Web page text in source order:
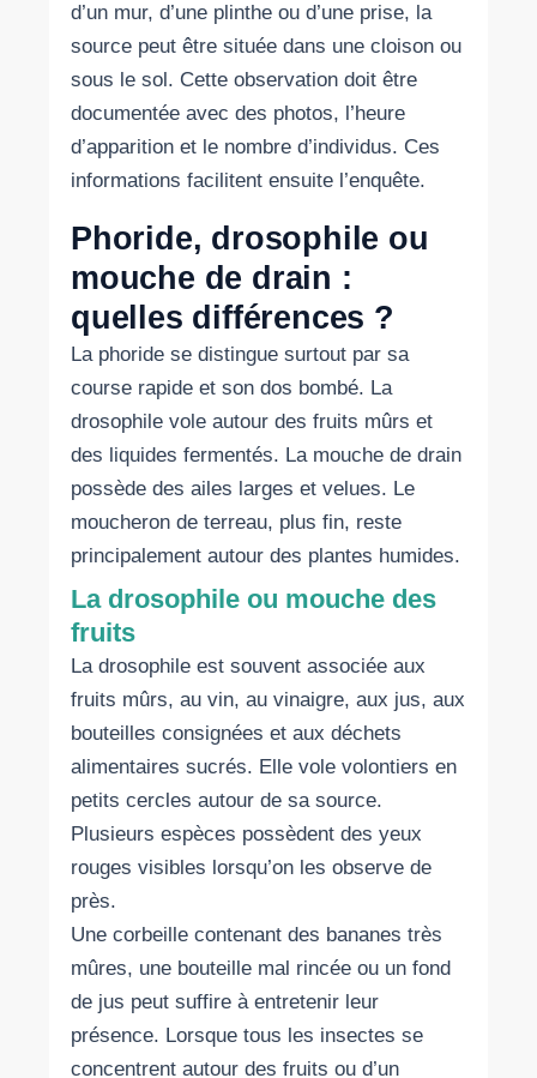
d’un mur, d’une plinthe ou d’une prise, la
source peut être située dans une cloison ou
sous le sol. Cette observation doit être
documentée avec des photos, l’heure
d’apparition et le nombre d’individus. Ces
informations facilitent ensuite l’enquête.
Phoride, drosophile ou
mouche de drain :
quelles différences ?
La phoride se distingue surtout par sa
course rapide et son dos bombé. La
drosophile vole autour des fruits mûrs et
des liquides fermentés. La mouche de drain
possède des ailes larges et velues. Le
moucheron de terreau, plus fin, reste
principalement autour des plantes humides.
La drosophile ou mouche des
fruits
La drosophile est souvent associée aux
fruits mûrs, au vin, au vinaigre, aux jus, aux
bouteilles consignées et aux déchets
alimentaires sucrés. Elle vole volontiers en
petits cercles autour de sa source.
Plusieurs espèces possèdent des yeux
rouges visibles lorsqu’on les observe de
près.
Une corbeille contenant des bananes très
mûres, une bouteille mal rincée ou un fond
de jus peut suffire à entretenir leur
présence. Lorsque tous les insectes se
concentrent autour des fruits ou d’un